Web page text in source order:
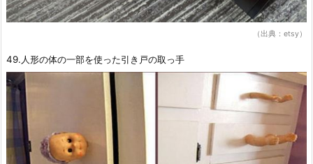
（出典：etsy）
49.人形の体の一部を使った引き戸の取っ手